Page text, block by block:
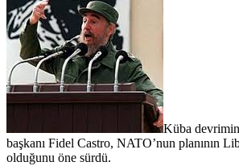
Küba
başkanı Fidel Castro, NATO’nun planının
olduğunu öne sürdü.